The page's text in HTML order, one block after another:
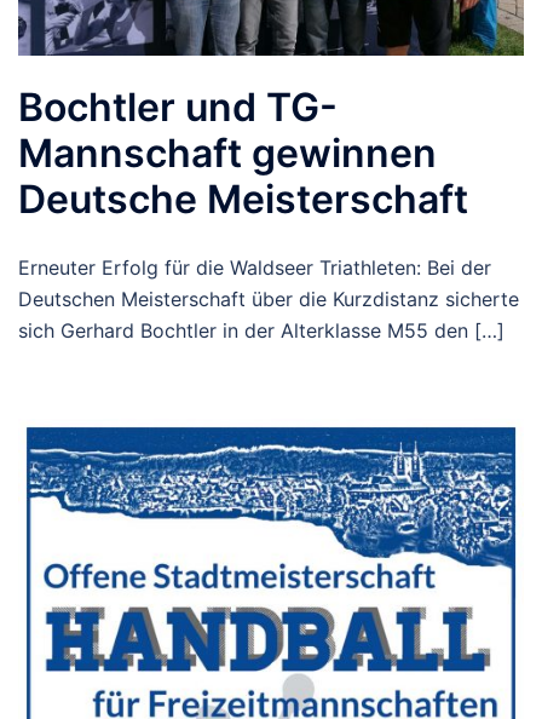
Bochtler und TG-
Mannschaft gewinnen
Deutsche Meisterschaft
Erneuter Erfolg für die Waldseer Triathleten: Bei der
Deutschen Meisterschaft über die Kurzdistanz sicherte
sich Gerhard Bochtler in der Alterklasse M55 den […]